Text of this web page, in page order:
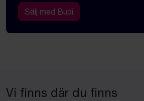
Sälj med Budi
Vi finns där du finns